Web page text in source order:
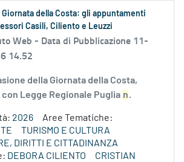
Giornata della Costa: gli appuntamenti
Casili, Ciliento e Leuzzi
Web - Data di Pubblicazione 11-
14.52
della Giornata della Costa,
Legge Regionale Puglia n.
2026
Aree Tematiche:
TURISMO E CULTURA
DIRITTI E CITTADINANZA
DEBORA CILIENTO
CRISTIAN